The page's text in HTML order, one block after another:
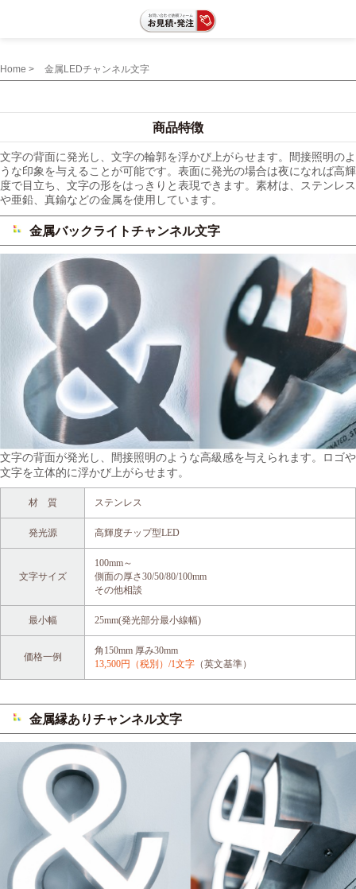
Home > 金属LEDチャンネル文字
商品特徴
文字の背面に発光し、文字の輪郭を浮かび上がらせます。間接照明のよ
うな印象を与えることが可能です。表面に発光の場合は夜になれば高輝
度で目立ち、文字の形をはっきりと表現できます。素材は、ステンレス
や亜鉛、真鍮などの金属を使用しています。
金属バックライトチャンネル文字
文字の背面が発光し、間接照明のような高級感を与えられます。ロゴや
文字を立体的に浮かび上がらせます。
材 質 ステンレス
発光源 高輝度チップ型LED
文字サイズ
100mm～
側面の厚さ30/50/80/100mm
その他相談
最小幅 25mm(発光部分最小線幅)
価格一例
角150mm 厚み30mm
13,500円（税別）/1文字 （英文基準）
金属縁ありチャンネル文字